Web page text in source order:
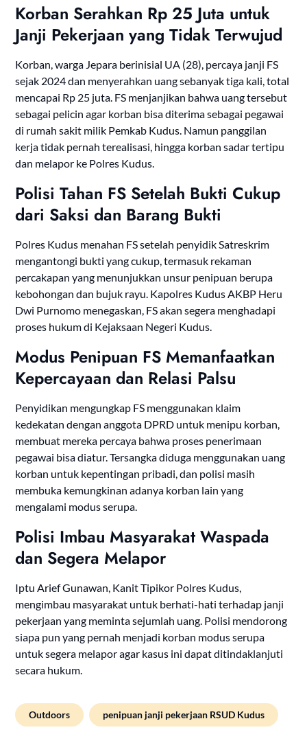
Korban Serahkan Rp 25 Juta untuk
Janji Pekerjaan yang Tidak Terwujud
Korban, warga Jepara berinisial UA (28), percaya janji FS
sejak 2024 dan menyerahkan uang sebanyak tiga kali, total
mencapai Rp 25 juta. FS menjanjikan bahwa uang tersebut
sebagai pelicin agar korban bisa diterima sebagai pegawai
di rumah sakit milik Pemkab Kudus. Namun panggilan
kerja tidak pernah terealisasi, hingga korban sadar tertipu
dan melapor ke Polres Kudus.
Polisi Tahan FS Setelah Bukti Cukup
dari Saksi dan Barang Bukti
Polres Kudus menahan FS setelah penyidik Satreskrim
mengantongi bukti yang cukup, termasuk rekaman
percakapan yang menunjukkan unsur penipuan berupa
kebohongan dan bujuk rayu. Kapolres Kudus AKBP Heru
Dwi Purnomo menegaskan, FS akan segera menghadapi
proses hukum di Kejaksaan Negeri Kudus.
Modus Penipuan FS Memanfaatkan
Kepercayaan dan Relasi Palsu
Penyidikan mengungkap FS menggunakan klaim
kedekatan dengan anggota DPRD untuk menipu korban,
membuat mereka percaya bahwa proses penerimaan
pegawai bisa diatur. Tersangka diduga menggunakan uang
korban untuk kepentingan pribadi, dan polisi masih
membuka kemungkinan adanya korban lain yang
mengalami modus serupa.
Polisi Imbau Masyarakat Waspada
dan Segera Melapor
Iptu Arief Gunawan, Kanit Tipikor Polres Kudus,
mengimbau masyarakat untuk berhati-hati terhadap janji
pekerjaan yang meminta sejumlah uang. Polisi mendorong
siapa pun yang pernah menjadi korban modus serupa
untuk segera melapor agar kasus ini dapat ditindaklanjuti
secara hukum.
Outdoors penipuan janji pekerjaan RSUD Kudus